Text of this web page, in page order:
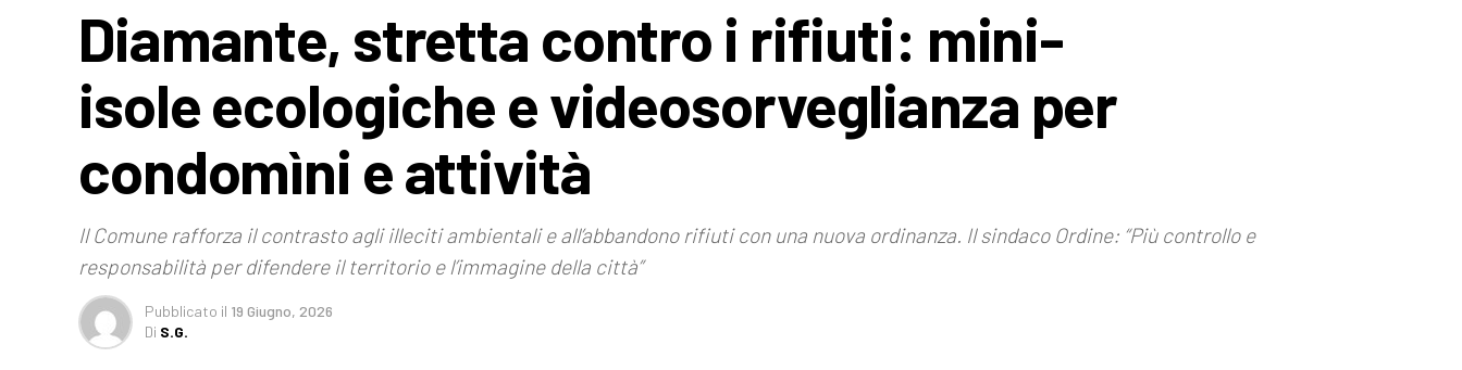
Diamante, stretta contro i rifiuti: mini-
isole ecologiche e videosorveglianza per
condomìni e attività
Il Comune rafforza il contrasto agli illeciti ambientali e all’abbandono rifiuti con una nuova ordinanza. Il sindaco Ordine: “Più controllo e
responsabilità per difendere il territorio e l’immagine della città”
Pubblicato il 19 Giugno, 2026
Di S.G.